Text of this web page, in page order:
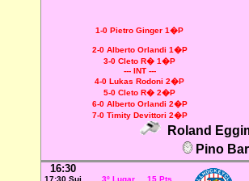
1-0 Pietro Ginger 1�P
2-0 Alberto Orlandi 1�P
3-0 Cleto R� 1�P
--- INT ---
4-0 Lukas Rodoni 2�P
5-0 Cleto R� 2�P
6-0 Alberto Orlandi 2�P
7-0 Timity Devittori 2�P
Roland
Pino
16:30
17:30 Sui
3º Lugar 15 Pts